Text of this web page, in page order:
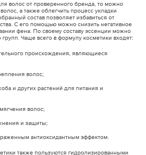
волос от проверенного бренда, то можно
а также облегчить процесс укладки
состав позволяет избавиться от
С его помощью можно снизить негативное
фена. По своему составу эссенции можно
групп. Чаще всего в формулу косметики входят:
происхождения, являющиеся
волос;
и других растений для питания и
волос;
и защиты;
антиоксидантным эффектом.
также пользуются гидролизированными